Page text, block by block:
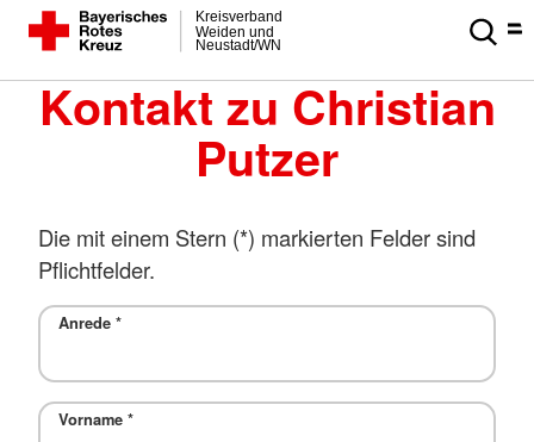
Neustadt/WN
Weiden und
Kreisverband
Kontakt zu Christian
Putzer
Die mit einem Stern (*) markierten Felder sind
Pflichtfelder.
Anrede *
Vorname *